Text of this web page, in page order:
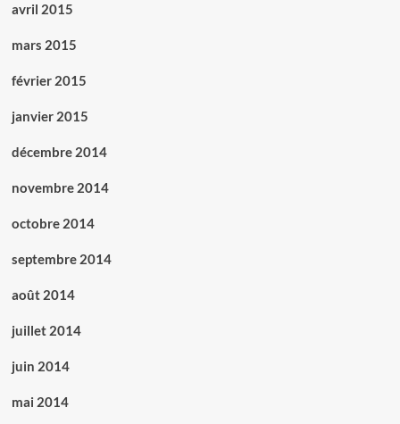
avril 2015
mars 2015
février 2015
janvier 2015
décembre 2014
novembre 2014
octobre 2014
septembre 2014
août 2014
juillet 2014
juin 2014
mai 2014